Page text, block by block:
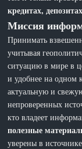
кредитах,
Миссия
Принимать
учитывая
ситуацию в мире в
и удобнее на одном
актуальную и
непроверенных
кто владеет
полезные
уверены в